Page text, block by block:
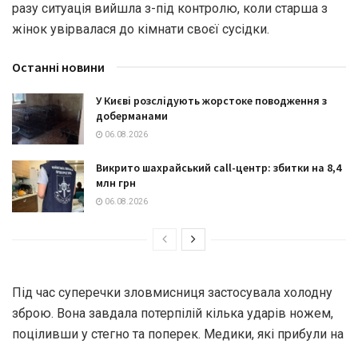
разу ситуація вийшла з-під контролю, коли старша з
жінок увірвалася до кімнати своєї сусідки.
Останні новини
У Києві розслідують жорстоке поводження з
доберманами
06.08.2026
Викрито шахрайський call-центр: збитки на 8,4
млн грн
06.08.2026
Під час суперечки зловмисниця застосувала холодну
зброю. Вона завдала потерпілій кілька ударів ножем,
поціливши у стегно та поперек. Медики, які прибули на